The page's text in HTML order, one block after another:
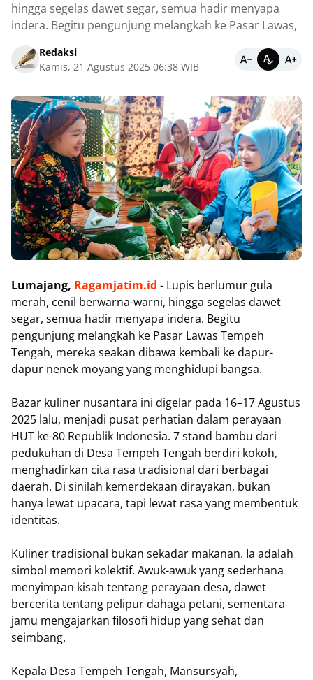
hingga segelas dawet segar, semua hadir menyapa
indera. Begitu pengunjung melangkah ke Pasar Lawas,
Redaksi
Kamis, 21 Agustus 2025 06:38 WIB
Lumajang, Ragamjatim.id - Lupis berlumur gula
merah, cenil berwarna-warni, hingga segelas dawet
segar, semua hadir menyapa indera. Begitu
pengunjung melangkah ke Pasar Lawas Tempeh
Tengah, mereka seakan dibawa kembali ke dapur-
dapur nenek moyang yang menghidupi bangsa.
Bazar kuliner nusantara ini digelar pada 16–17 Agustus
2025 lalu, menjadi pusat perhatian dalam perayaan
HUT ke-80 Republik Indonesia. 7 stand bambu dari
pedukuhan di Desa Tempeh Tengah berdiri kokoh,
menghadirkan cita rasa tradisional dari berbagai
daerah. Di sinilah kemerdekaan dirayakan, bukan
hanya lewat upacara, tapi lewat rasa yang membentuk
identitas.
Kuliner tradisional bukan sekadar makanan. Ia adalah
simbol memori kolektif. Awuk-awuk yang sederhana
menyimpan kisah tentang perayaan desa, dawet
bercerita tentang pelipur dahaga petani, sementara
jamu mengajarkan filosofi hidup yang sehat dan
seimbang.
Kepala Desa Tempeh Tengah, Mansursyah,